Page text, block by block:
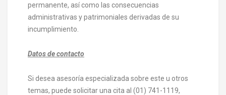
permanente, así como las consecuencias
administrativas y patrimoniales derivadas de su
incumplimiento.
Datos de contacto
Si desea asesoría especializada sobre este u otros
temas, puede solicitar una cita al (01) 741-1119,